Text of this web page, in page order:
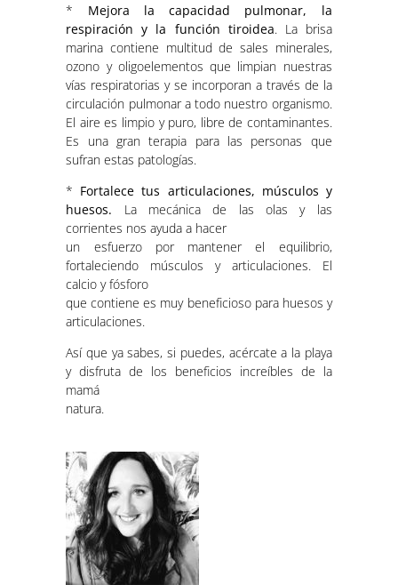
* Mejora la capacidad pulmonar, la
respiración y la función tiroidea. La brisa
marina contiene multitud de sales minerales,
ozono y oligoelementos que limpian nuestras
vías respiratorias y se incorporan a través de la
circulación pulmonar a todo nuestro organismo.
El aire es limpio y puro, libre de contaminantes.
Es una gran terapia para las personas que
sufran estas patologías.
* Fortalece tus articulaciones, músculos y
huesos. La mecánica de las olas y las
corrientes nos ayuda a hacer
un esfuerzo por mantener el equilibrio,
fortaleciendo músculos y articulaciones. El
calcio y fósforo
que contiene es muy beneficioso para huesos y
articulaciones.
Así que ya sabes, si puedes, acércate a la playa
y disfruta de los beneficios increíbles de la
mamá
natura.